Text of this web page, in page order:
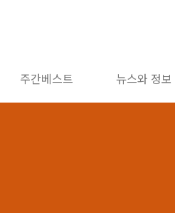
주간베스트 뉴스와 정보